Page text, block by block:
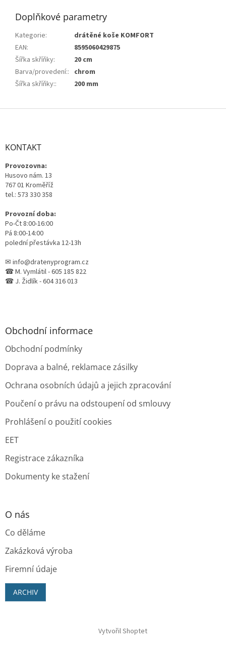
Doplňkové parametry
Kategorie:
drátěné koše KOMFORT
EAN:
8595060429875
Šířka skříňky:
20 cm
Barva/provedení:: chrom
Šířka skříňky:: 200 mm
Z
KONTAKT
Provozovna:
Husovo nám. 13
767 01 Kroměříž
tel.: 573 330 358
Provozní doba:
Po-Čt 8:00-16:00
Pá 8:00-14:00
polední přestávka 12-13h
✉ info@dratenyprogram.cz
☎ M. Vymlátil - 605 185 822
☎ J. Židlík - 604 316 013
Obchodní informace
Obchodní podmínky
Doprava a balné, reklamace zásilky
Ochrana osobních údajů a jejich zpracování
Poučení o právu na odstoupení od smlouvy
Prohlášení o použití cookies
EET
Registrace zákazníka
Dokumenty ke stažení
O nás
Co děláme
Zakázková výroba
Firemní údaje
ARCHIV
Vytvořil Shoptet